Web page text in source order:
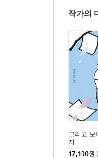
작가의
그리고 보
지
17,100원